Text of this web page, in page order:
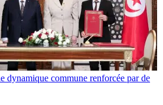
dynamique commune renforcée par de